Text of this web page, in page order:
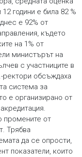
години е била 82 %
е 92% от
където
на 1% от
министърът на
с участниците в
ректори обсъждаха
система за
е организирано от
промените от
Трябва
да се опрости,
показатели, които